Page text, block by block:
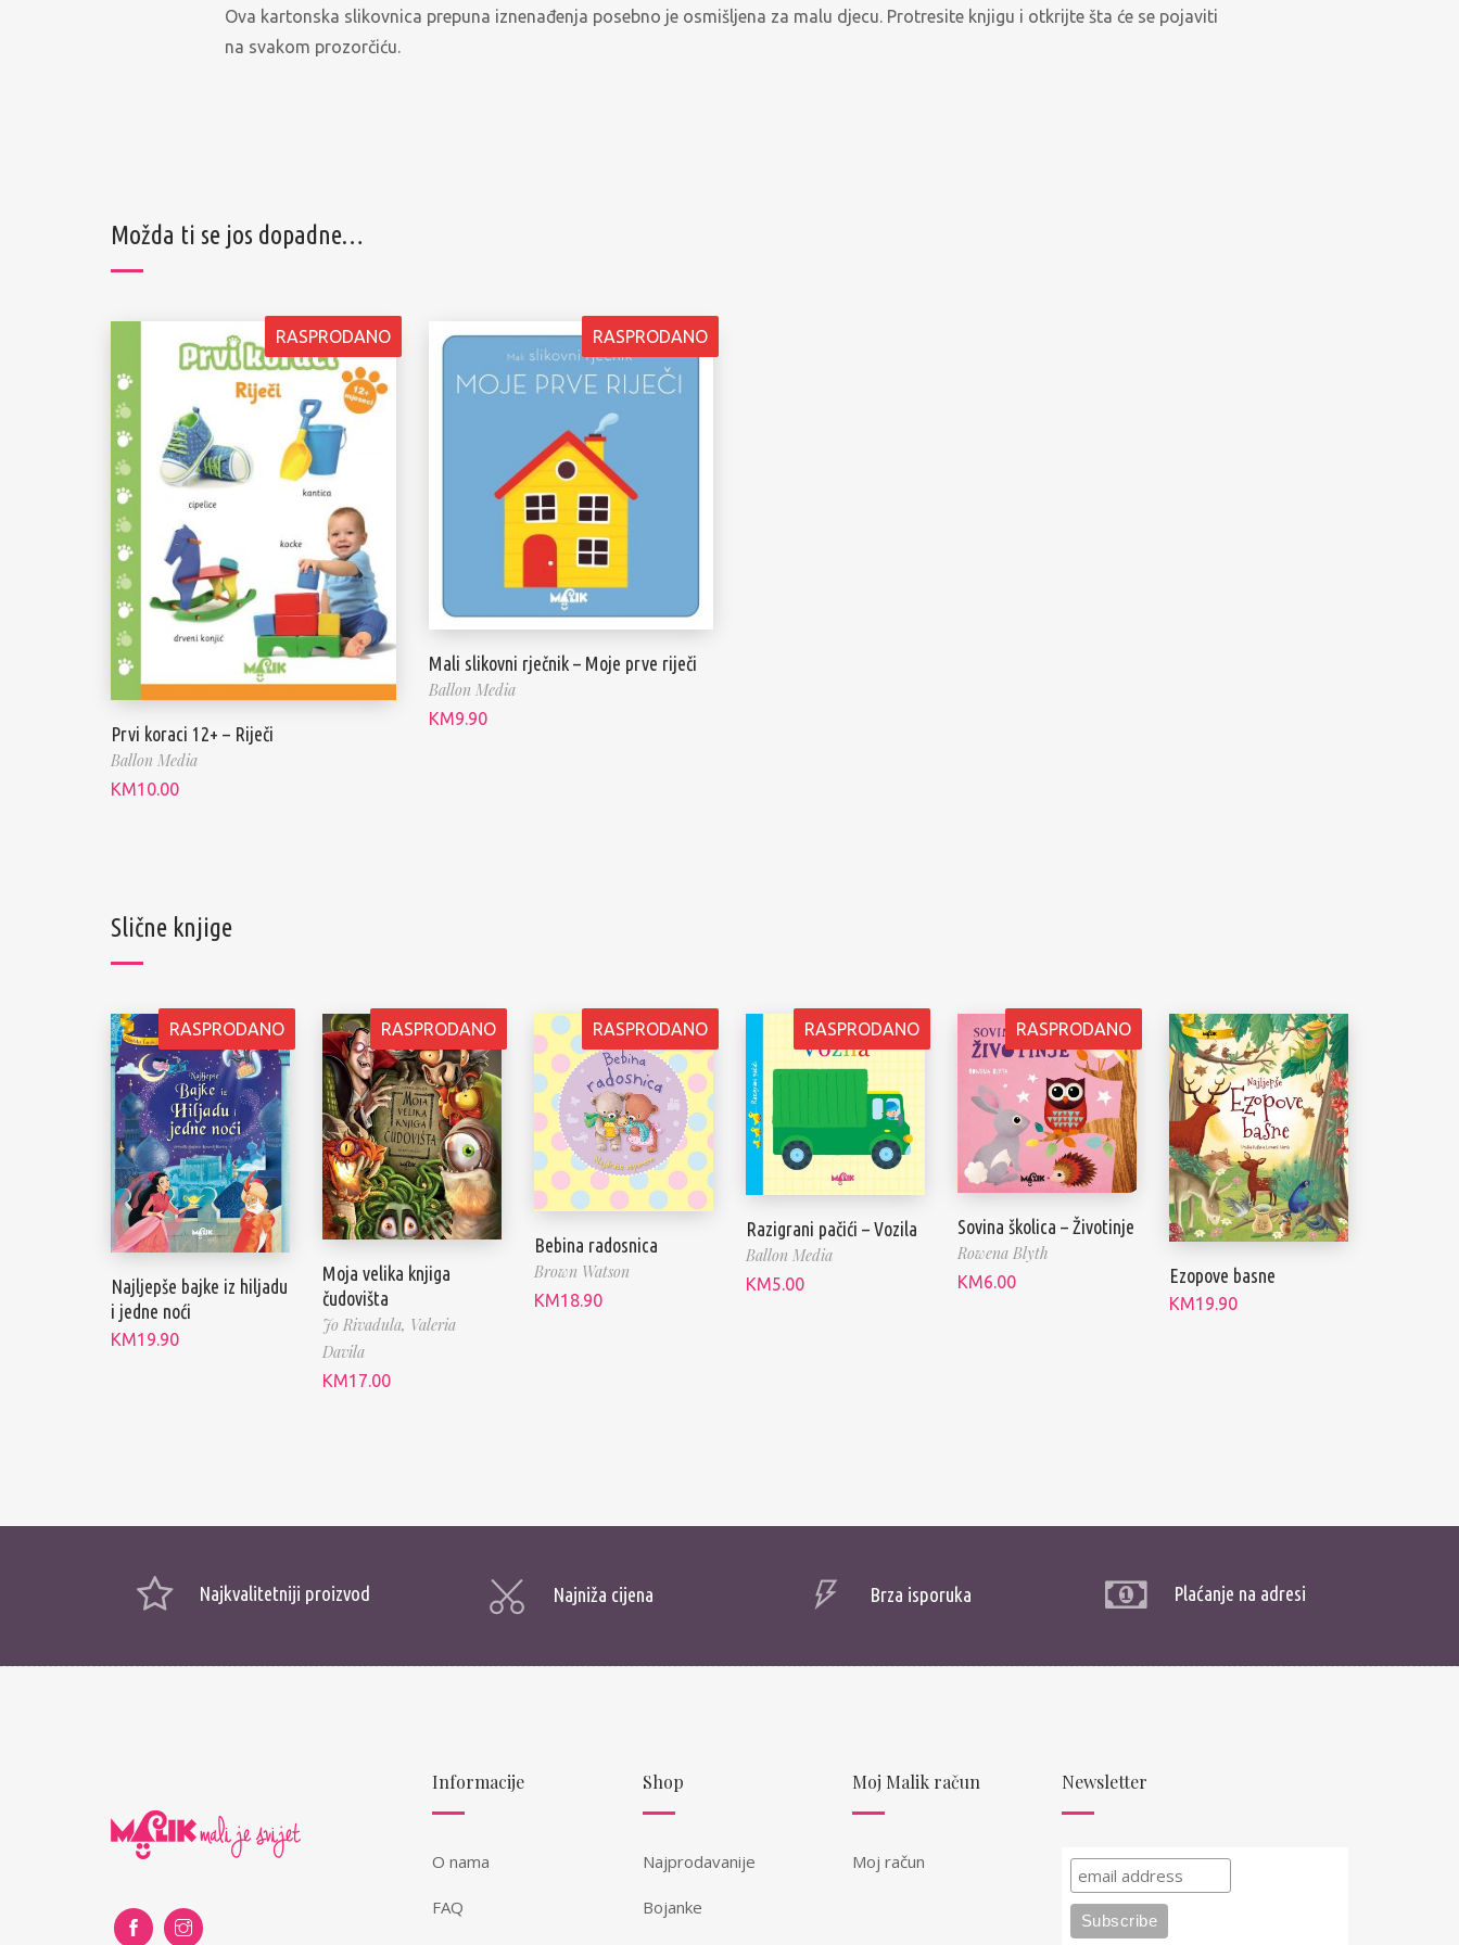
Ova kartonska slikovnica prepuna iznenađenja posebno je osmišljena za malu djecu. Protresite knjigu i otkrijte šta će se pojaviti
na svakom prozorčiću.
Možda ti se jos dopadne…
RASPRODANO
Prvi koraci 12+ – Riječi
Ballon Media
KM10.00
RASPRODANO
Mali slikovni rječnik – Moje prve riječi
Ballon Media
KM9.90
Slične knjige
RASPRODANO
Najljepše bajke iz hiljadu
i jedne noći
KM19.90
RASPRODANO
Moja velika knjiga
čudovišta
Jo Rivadula, Valeria
Davila
KM17.00
RASPRODANO
Bebina radosnica
Brown Watson
KM18.90
RASPRODANO
Razigrani pačići – Vozila
Ballon Media
KM5.00
RASPRODANO
Sovina školica – Životinje
Rowena Blyth
KM6.00 Ezopove basne
KM19.90
Najkvalitetniji proizvod Najniža cijena Brza isporuka Plaćanje na adresi
Informacije
O nama
FAQ
Shop
Najprodavanije
Bojanke
Moj Malik račun
Moj račun
Newsletter